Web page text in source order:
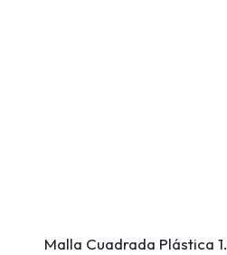
Malla Cuadrada Plástica